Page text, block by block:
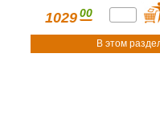
1029 00
В этом